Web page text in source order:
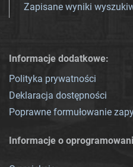
Zapisane wyniki
Informacje dodatkowe:
Polityka prywatności
Deklaracja dostępności
Poprawne formułowanie
Informacje o